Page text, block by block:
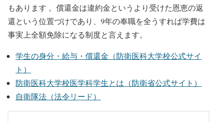
もあります 。償還金は違約金というより受けた恩恵の返
還という位置づけであり、9年の奉職を全うすれば学費は
事実上全額免除になる制度と言えます。
学生の身分・給与・償還金（防衛医科大学校公式サイ
ト）
防衛医科大学校医学科学生とは（防衛省公式サイト）
自衛隊法（法令リード）